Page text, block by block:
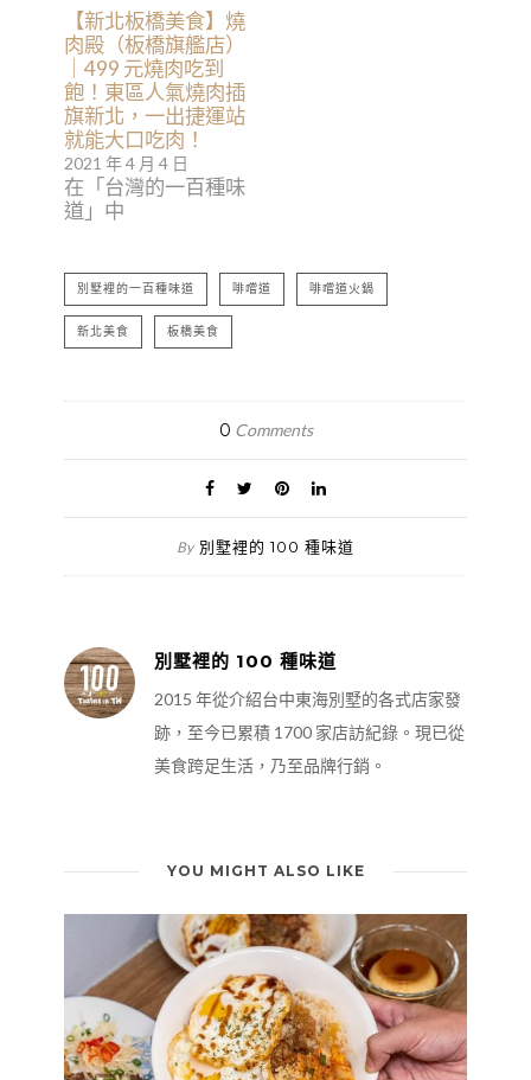
【新北板橋美食】燒
肉殿（板橋旗艦店）
｜499 元燒肉吃到
飽！東區人氣燒肉插
旗新北，一出捷運站
就能大口吃肉！
2021 年 4 月 4 日
在「台灣的一百種味
道」中
別墅裡的一百種味道 啡嚐道 啡嚐道火鍋
新北美食 板橋美食
0 Comments
By 別墅裡的 100 種味道
別墅裡的 100 種味道
2015 年從介紹台中東海別墅的各式店家發
跡，至今已累積 1700 家店訪紀錄。現已從
美食跨足生活，乃至品牌行銷。
YOU MIGHT ALSO LIKE